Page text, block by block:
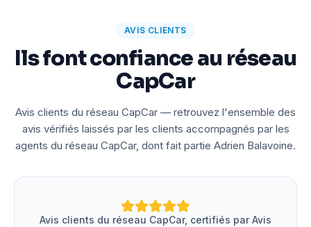
AVIS CLIENTS
Ils font confiance au réseau
CapCar
Avis clients du réseau CapCar — retrouvez l'ensemble des
avis vérifiés laissés par les clients accompagnés par les
agents du réseau CapCar, dont fait partie Adrien Balavoine.
Avis clients du réseau CapCar, certifiés par Avis